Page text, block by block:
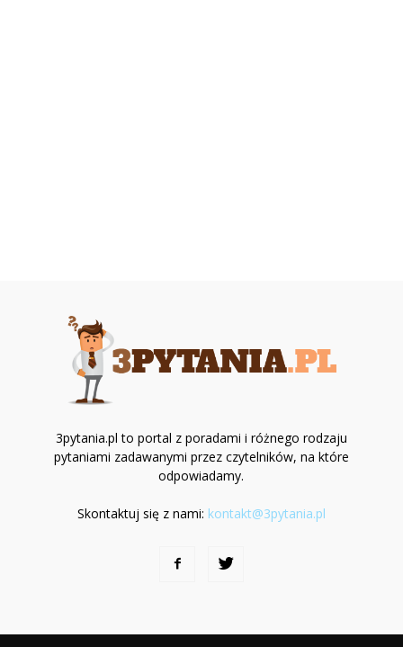
3pytania.pl to portal z poradami i różnego rodzaju
pytaniami zadawanymi przez czytelników, na które
odpowiadamy.
Skontaktuj się z nami: kontakt@3pytania.pl